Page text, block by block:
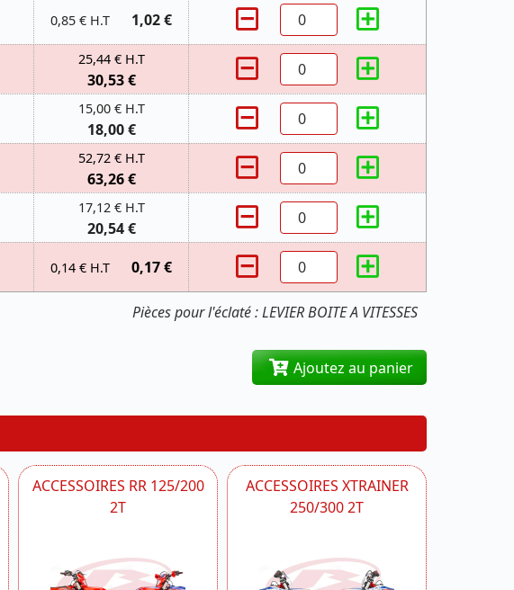
Pièces pour l'éclaté : LEVIER BOITE A VITESSES
0,85 € H.T 1,02 €
25,44 € H.T
30,53 €
15,00 € H.T
18,00 €
52,72 € H.T
63,26 €
17,12 € H.T
20,54 €
0,14 € H.T 0,17 €
Ajoutez au panier
ACCESSOIRES RR 125/200
2T
ACCESSOIRES XTRAINER
250/300 2T